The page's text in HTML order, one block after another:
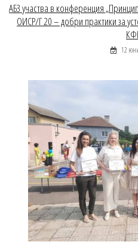
АБЗ участва в конференция
ОИСР/Г 20 – добри практики за
12